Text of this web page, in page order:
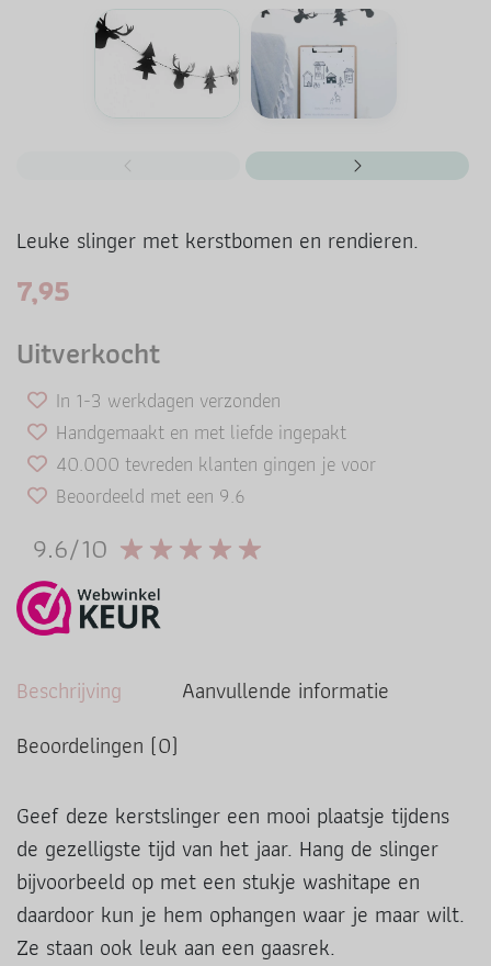
Leuke slinger met kerstbomen en rendieren.
7,95
Uitverkocht
In 1-3 werkdagen verzonden
Handgemaakt en met liefde ingepakt
40.000 tevreden klanten gingen je voor
Beoordeeld met een 9.6
9.6/10
Beschrijving
Aanvullende informatie
Beoordelingen (0)
Geef deze kerstslinger een mooi plaatsje tijdens
de gezelligste tijd van het jaar. Hang de slinger
bijvoorbeeld op met een stukje washitape en
daardoor kun je hem ophangen waar je maar wilt.
Ze staan ook leuk aan een gaasrek.